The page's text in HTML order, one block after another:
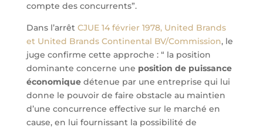
compte des concurrents”.
Dans l’arrêt CJUE 14 février 1978, United Brands
et United Brands Continental BV/Commission, le
juge confirme cette approche : “ la position
dominante concerne une position de puissance
économiquedétenue par une entreprise qui lui
donne le pouvoir de faire obstacle au maintien
d’une concurrence effective sur le marché en
cause, en lui fournissant la possibilité de